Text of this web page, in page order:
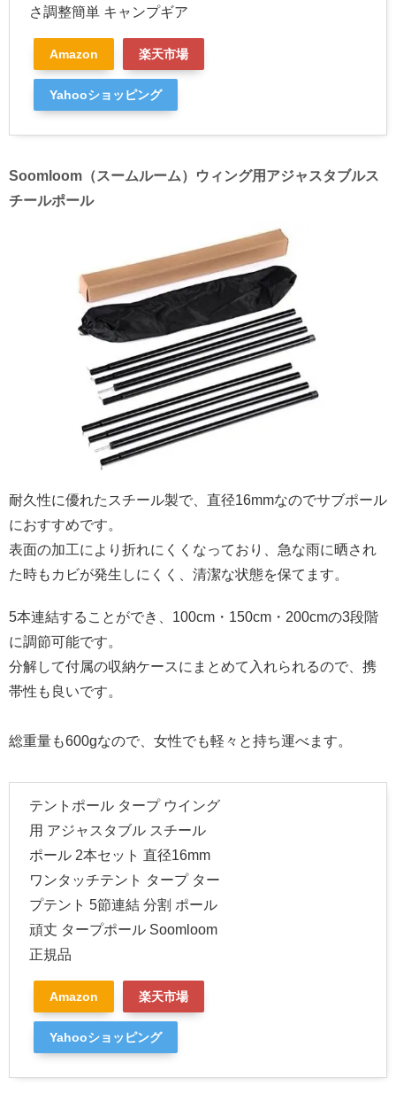
さ調整簡単 キャンプギア
Amazon 楽天市場
Yahooショッピング
Soomloom（スームルーム）ウィング用アジャスタブルス
チールポール
耐久性に優れたスチール製で、直径16mmなのでサブポール
におすすめです。
表面の加工により折れにくくなっており、急な雨に晒され
た時もカビが発生しにくく、清潔な状態を保てます。
5本連結することができ、100cm・150cm・200cmの3段階
に調節可能です。
分解して付属の収納ケースにまとめて入れられるので、携
帯性も良いです。
総重量も600gなので、女性でも軽々と持ち運べます。
テントポール タープ ウイング
用 アジャスタブル スチール
ポール 2本セット 直径16mm
ワンタッチテント タープ ター
プテント 5節連結 分割 ポール
頑丈 タープポール Soomloom
正規品
Amazon 楽天市場
Yahooショッピング